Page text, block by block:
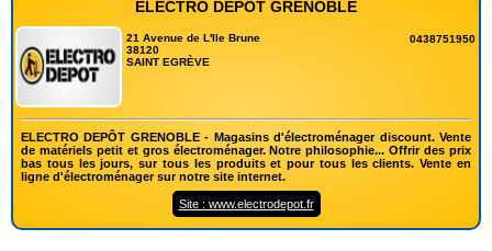
ELECTRO DEPÔT GRENOBLE
21 Avenue de L'Ile Brune
38120
SAINT EGRÈVE
0438751950
ELECTRO DEPÔT GRENOBLE - Magasins d'électroménager discount. Vente
de matériels petit et gros électroménager. Notre philosophie... Offrir des prix
bas tous les jours, sur tous les produits et pour tous les clients. Vente en
ligne d'électroménager sur notre site internet.
Site : www.electrodepot.fr